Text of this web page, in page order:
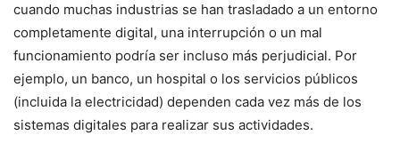
cuando muchas industrias se han trasladado a un entorno
completamente digital, una interrupción o un mal
funcionamiento podría ser incluso más perjudicial. Por
ejemplo, un banco, un hospital o los servicios públicos
(incluida la electricidad) dependen cada vez más de los
sistemas digitales para realizar sus actividades.